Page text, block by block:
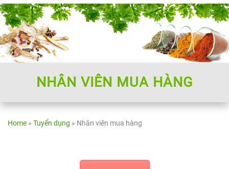
TRANG CHỦ GIỚI THIỆU SẢN PHẨM
DỊCH VỤ TIN TỨC
NHÂN VIÊN MUA HÀNG
Home » Tuyển dụng » Nhân viên mua hàng